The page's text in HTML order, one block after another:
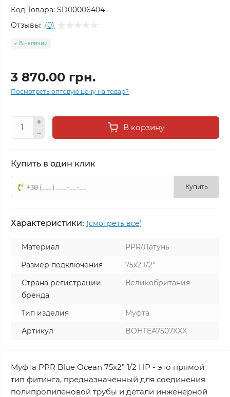
Код Товара: SD00006404
Отзывы: (0)
В наличии
3 870.00 грн.
Посмотреть оптовую цену на товар?
В корзину
Купить в один клик
Купить
Характеристики: (смотреть все)
Материал
PPR/Латунь
Размер подключения
75x2 1/2"
Страна регистрации
бренда
Великобритания
Тип изделия
Муфта
Артикул
BOHTEA7507XXX
Муфта PPR Blue Ocean 75х2" 1/2 НР - это прямой
тип фитинга, предназначенный для соединения
полипропиленовой трубы и детали инженерной